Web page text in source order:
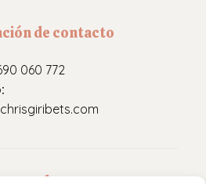
de contacto
060 772
Legal